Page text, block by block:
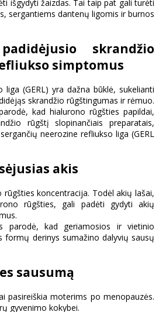
išgydyti žaizdas. Tai taip pat gali turėti
sergantiems dantenų ligomis ir burnos
skrandžio
simptomus
liga (GERL) yra dažna būklė, sukelianti
skrandžio rūgštingumas ir rėmuo.
kad hialurono rūgšties papildai,
rūgštį slopinančiais preparatais,
neerozine refliukso liga (GERL
akis
rūgšties koncentracija. Todėl akių lašai,
rūgšties, gali padėti gydyti akių
parodė, kad geriamosios ir vietinio
formų derinys sumažino dalyvių sausų
sausumą
pasireiškia moterims po menopauzės.
gyvenimo kokybei.